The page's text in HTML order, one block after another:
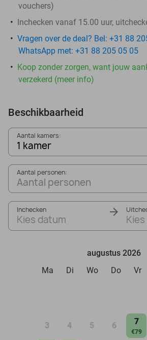
vouchers)
Inchecken vanaf 15.00 uur,
Vragen over de deal? Bel: +31 88
WhatsApp met: +31 88 205 05 05
Koop zonder zorgen, want jouw
verzekerd (meer info)
Beschikbaarheid
Aantal kamers:
1 kamer
Aantal personen:
Aantal personen
Inchecken
Kies datum
augustus 2026
Ma
Di Wo Do Vr
3 4 5 6 7
€79